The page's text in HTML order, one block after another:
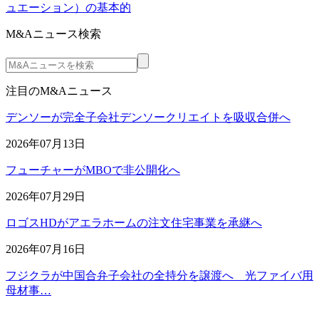
ュエーション）の基本的
M&Aニュース検索
注目のM&Aニュース
デンソーが完全子会社デンソークリエイトを吸収合併へ
2026年07月13日
フューチャーがMBOで非公開化へ
2026年07月29日
ロゴスHDがアエラホームの注文住宅事業を承継へ
2026年07月16日
フジクラが中国合弁子会社の全持分を譲渡へ 光ファイバ用
母材事…